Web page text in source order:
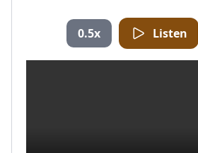
0.5x Listen